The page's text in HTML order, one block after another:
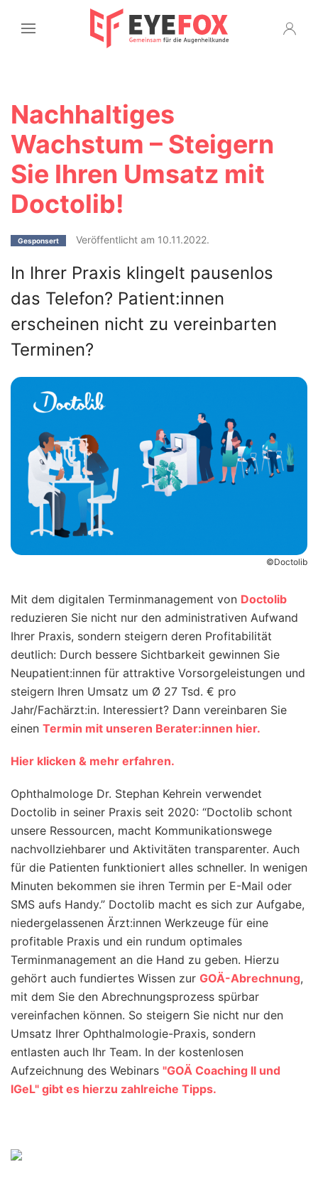
Nachhaltiges
Wachstum – Steigern
Sie Ihren Umsatz mit
Doctolib!
Gesponsert Veröffentlicht am 10.11.2022.
In Ihrer Praxis klingelt pausenlos
das Telefon? Patient:innen
erscheinen nicht zu vereinbarten
Terminen?
©Doctolib
Mit dem digitalen Terminmanagement von Doctolib
reduzieren Sie nicht nur den administrativen Aufwand
Ihrer Praxis, sondern steigern deren Profitabilität
deutlich: Durch bessere Sichtbarkeit gewinnen Sie
Neupatient:innen für attraktive Vorsorgeleistungen und
steigern Ihren Umsatz um Ø 27 Tsd. € pro
Jahr/Fachärzt:in. Interessiert? Dann vereinbaren Sie
einen Termin mit unseren Berater:innen hier.
Hier klicken & mehr erfahren.
Ophthalmologe Dr. Stephan Kehrein verwendet
Doctolib in seiner Praxis seit 2020: “Doctolib schont
unsere Ressourcen, macht Kommunikationswege
nachvollziehbarer und Aktivitäten transparenter. Auch
für die Patienten funktioniert alles schneller. In wenigen
Minuten bekommen sie ihren Termin per E-Mail oder
SMS aufs Handy.” Doctolib macht es sich zur Aufgabe,
niedergelassenen Ärzt:innen Werkzeuge für eine
profitable Praxis und ein rundum optimales
Terminmanagement an die Hand zu geben. Hierzu
gehört auch fundiertes Wissen zur GOÄ-Abrechnung,
mit dem Sie den Abrechnungsprozess spürbar
vereinfachen können. So steigern Sie nicht nur den
Umsatz Ihrer Ophthalmologie-Praxis, sondern
entlasten auch Ihr Team. In der kostenlosen
Aufzeichnung des Webinars "GOÄ Coaching II und
IGeL" gibt es hierzu zahlreiche Tipps.